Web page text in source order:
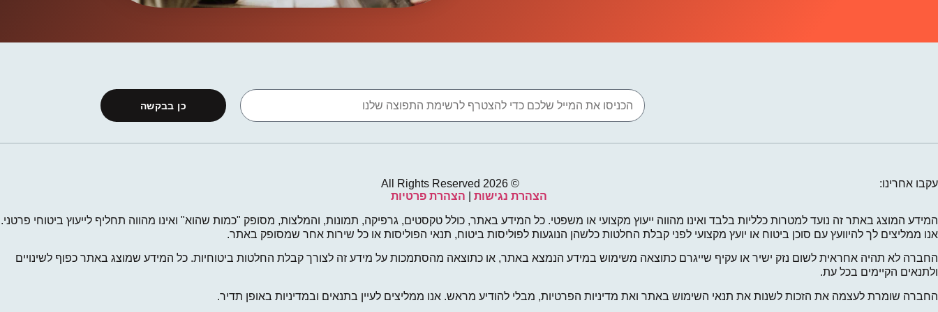
כן בבקשה
עקבו אחרינו:
© 2026 All Rights Reserved
הצהרת נגישות
הצהרת פרטיות
המידע המוצג באתר זה נועד למטרות כלליות בלבד ואינו מהווה ייעוץ מקצועי או משפטי. כל המידע באתר, כולל טקסטים, גרפיקה, תמונות, והמלצות, מסופק "כמות שהוא" ואינו מהווה תחליף לייעוץ ביטוחי פרטני.
אנו ממליצים לך להיוועץ עם סוכן ביטוח או יועץ מקצועי לפני קבלת החלטות כלשהן הנוגעות לפוליסות ביטוח, תנאי הפוליסות או כל שירות אחר שמסופק באתר.
החברה לא תהיה אחראית לשום נזק ישיר או עקיף שייגרם כתוצאה משימוש במידע הנמצא באתר, או כתוצאה מהסתמכות על מידע זה לצורך קבלת החלטות ביטוחיות. כל המידע שמוצג באתר כפוף לשינויים
ולתנאים הקיימים בכל עת.
החברה שומרת לעצמה את הזכות לשנות את תנאי השימוש באתר ואת מדיניות הפרטיות, מבלי להודיע מראש. אנו ממליצים לעיין בתנאים ובמדיניות באופן תדיר.